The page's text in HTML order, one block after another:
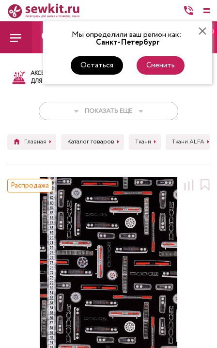
Мы определили ваш регион как:
Санкт-Петербург
Остаться Сменить
0
АКСЕССУАРЫ
ДЛЯ ШИТЬЯ
ТКАНИ НИТКИ
ПОКАЗАТЬ ЕЩЕ
Главная Каталог товаров Ткани Ткани ALFA
Распродажа